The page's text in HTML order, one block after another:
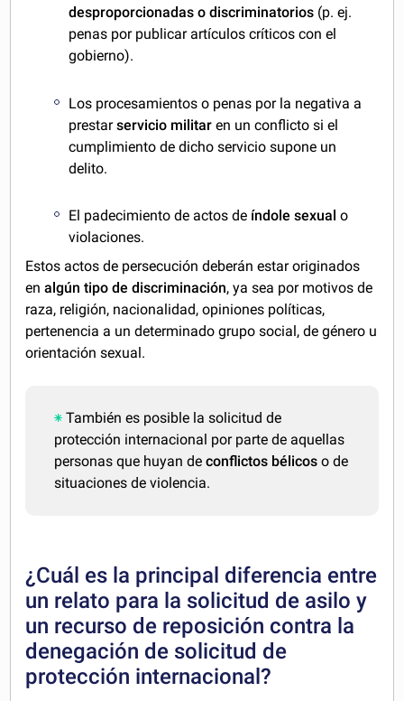
desproporcionadas o discriminatorios (p. ej.
penas por publicar artículos críticos con el
gobierno).
Los procesamientos o penas por la negativa a
prestarservicio militar en un conflicto si el
cumplimiento de dicho servicio supone un
delito.
El padecimiento de actos de índole sexualo
violaciones.
Estos actos de persecución deberán estar originados
enalgún tipo de discriminación, ya sea por motivos de
raza, religión, nacionalidad, opiniones políticas,
pertenencia a un determinado grupo social, de género u
orientación sexual.
También es posible la solicitud de
protección internacional por parte de aquellas
personas que huyan deconflictos bélicos o de
situaciones de violencia.
¿Cuál es la principal diferencia entre
un relato para la solicitud de asilo y
un recurso de reposición contra la
denegación de solicitud de
protección internacional?